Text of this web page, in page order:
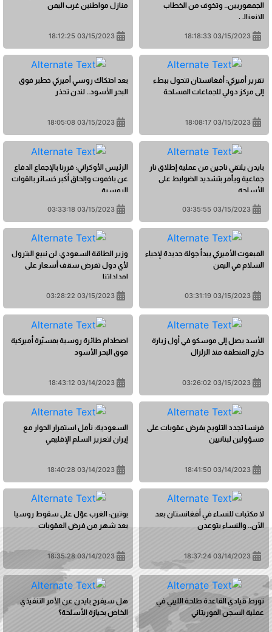
الجمهوريين.. وتخوف من الخطاب
الانعزالي
03/15/2023 18:18:33
منازل مواطنين غرب اليمن
03/15/2023 18:12:25
تقرير أميركي: أفغانستان تتحول ببطء
إلى مركز دولي للجماعات المسلحة
03/15/2023 18:08:17
بعد احتكاك روسي أميركي خطير فوق
البحر الأسود.. لندن تحذر
03/15/2023 18:05:08
بايدن يلتقي ناجين من عملية إطلاق نار
جماعية ويأمر بتشديد الضوابط على
الأسلحة
03/15/2023 03:35:55
الرئيس الأوكراني: قررنا بالإجماع الدفاع
عن باخموت وإلحاق أكبر خسائر بالقوات
الروسية
03/15/2023 03:33:18
المبعوث الأميركي يبدأ جولة جديدة لإحياء
السلام في اليمن
03/15/2023 03:31:19
وزير الطاقة السعودي: لن نبيع البترول
لأي دول تفرض سقف أسعار على
إمداداتنا
03/15/2023 03:28:22
الأسد يصل إلى موسكو في أول زيارة
خارج المنطقة منذ الزلزال
03/15/2023 03:26:02
اصطدام طائرة روسية بمسيَّرة أميركية
فوق البحر الأسود
03/14/2023 18:43:12
فرنسا تجدد التلويح بفرض عقوبات على
مسؤولين لبنانيين
03/14/2023 18:41:50
السعودية: نأمل استمرار الحوار مع
إيران لتعزيز السلم الإقليمي
03/14/2023 18:40:28
لا مكتبات للنساء في أفغانستان بعد
الآن.. والنساء يتوعدن
03/14/2023 18:37:24
بوتين: الغرب عوّل على سقوط روسيا
بعد شهر من فرض العقوبات
03/14/2023 18:35:28
تورط قيادي القاعدة طلحة الليبي في
عملية السجن الموريتاني
هل سيفرج بايدن عن الأمر التنفيذي
الخاص بحيازة الأسلحة؟